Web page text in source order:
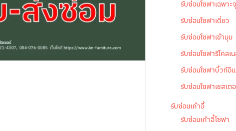
รับซ่อมโซฟาเฉพาะ
รับซ่อมโซฟาเดี่ยว
รับซ่อมโซฟาเข้ามุม
รับซ่อมโซฟารีไคลเ
รับซ่อมโซฟาบิ้วท์อิน
รับซ่อมโซฟาเชสเต
รับซ่อมเก้าอี้
รับซ่อมเก้าอี้โซฟา